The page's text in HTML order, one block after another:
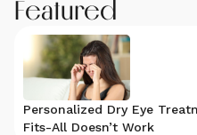
Featured
Personalized Dry Eye
Fits-All Doesn’t Work